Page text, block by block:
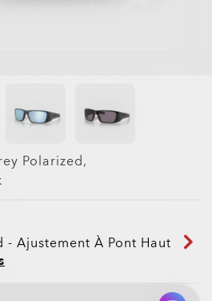
Polarized,
- Ajustement À Pont Haut